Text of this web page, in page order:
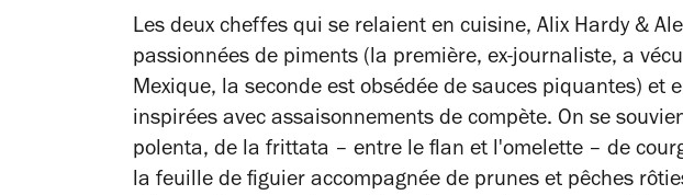
Les deux cheffes qui se relaient en cuisine, Alix Hardy &
passionnées de piments (la première, ex-journaliste, a
Mexique, la seconde est obsédée de sauces piquantes) et
inspirées avec assaisonnements de compète. On se
polenta, de la frittata – entre le flan et l'omelette – de
la feuille de figuier accompagnée de prunes et pêches